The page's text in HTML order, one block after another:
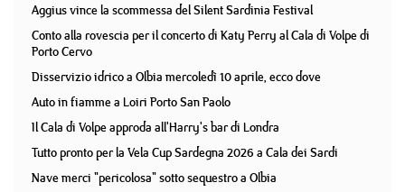
Aggius vince la scommessa del Silent Sardinia Festival
Conto alla rovescia per il concerto di Katy Perry al Cala di Volpe di
Porto Cervo
Disservizio idrico a Olbia mercoledì 10 aprile, ecco dove
Auto in fiamme a Loiri Porto San Paolo
Il Cala di Volpe approda all'Harry's bar di Londra
Tutto pronto per la Vela Cup Sardegna 2026 a Cala dei Sardi
Nave merci "pericolosa" sotto sequestro a Olbia